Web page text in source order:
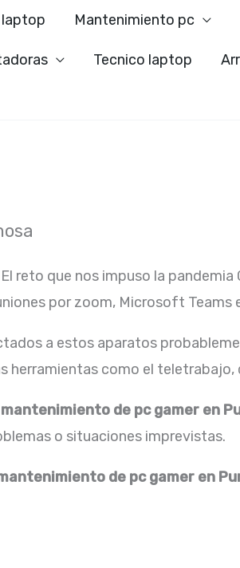
Mantenimiento pc
Tecnico laptop
reto que nos impuso la
por zoom, Microsoft Teams
a estos aparatos
como el teletrabajo,
mantenimiento de pc gamer en
o situaciones imprevistas.
de pc gamer en